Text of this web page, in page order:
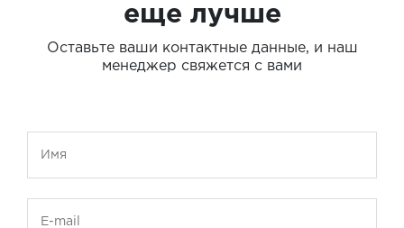
еще лучше
Оставьте ваши контактные данные, и наш
менеджер свяжется с вами
Имя
E-mail